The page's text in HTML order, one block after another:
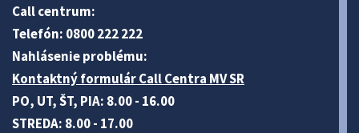
Call centrum:
Telefón: 0800 222 222
Nahlásenie problému:
Kontaktný formulár Call Centra MV SR
PO, UT, ŠT, PIA: 8.00 - 16.00
STREDA: 8.00 - 17.00